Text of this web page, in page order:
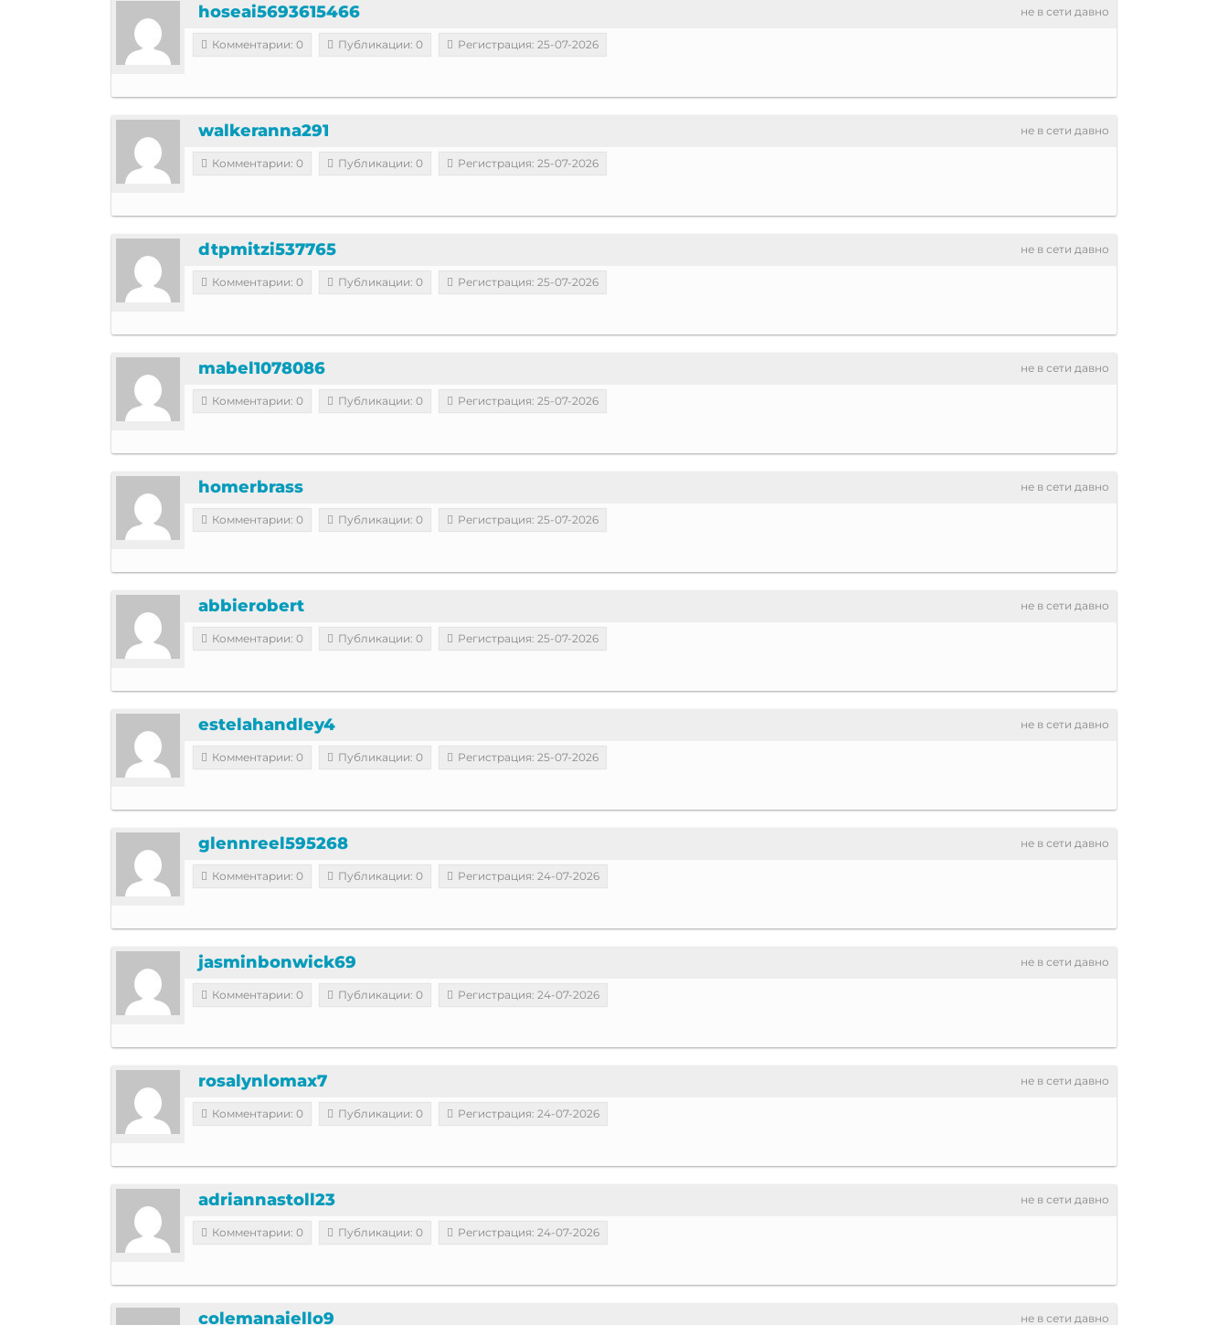
не в сети давно
hoseai5693615466
Комментарии: 0 Публикации: 0 Регистрация: 25-07-2026
не в сети давно
walkeranna291
Комментарии: 0 Публикации: 0 Регистрация: 25-07-2026
не в сети давно
dtpmitzi537765
Комментарии: 0 Публикации: 0 Регистрация: 25-07-2026
не в сети давно
mabel1078086
Комментарии: 0 Публикации: 0 Регистрация: 25-07-2026
не в сети давно
homerbrass
Комментарии: 0 Публикации: 0 Регистрация: 25-07-2026
не в сети давно
abbierobert
Комментарии: 0 Публикации: 0 Регистрация: 25-07-2026
не в сети давно
estelahandley4
Комментарии: 0 Публикации: 0 Регистрация: 25-07-2026
не в сети давно
glennreel595268
Комментарии: 0 Публикации: 0 Регистрация: 24-07-2026
не в сети давно
jasminbonwick69
Комментарии: 0 Публикации: 0 Регистрация: 24-07-2026
не в сети давно
rosalynlomax7
Комментарии: 0 Публикации: 0 Регистрация: 24-07-2026
не в сети давно
adriannastoll23
Комментарии: 0 Публикации: 0 Регистрация: 24-07-2026
не в сети давно
colemanaiello9